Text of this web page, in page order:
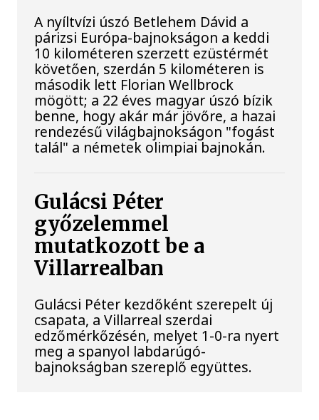
A nyíltvízi úszó Betlehem Dávid a
párizsi Európa-bajnokságon a keddi
10 kilométeren szerzett ezüstérmét
követően, szerdán 5 kilométeren is
második lett Florian Wellbrock
mögött; a 22 éves magyar úszó bízik
benne, hogy akár már jövőre, a hazai
rendezésű világbajnokságon "fogást
talál" a németek olimpiai bajnokán.
Gulácsi Péter
győzelemmel
mutatkozott be a
Villarrealban
Gulácsi Péter kezdőként szerepelt új
csapata, a Villarreal szerdai
edzőmérkőzésén, melyet 1-0-ra nyert
meg a spanyol labdarúgó-
bajnokságban szereplő együttes.